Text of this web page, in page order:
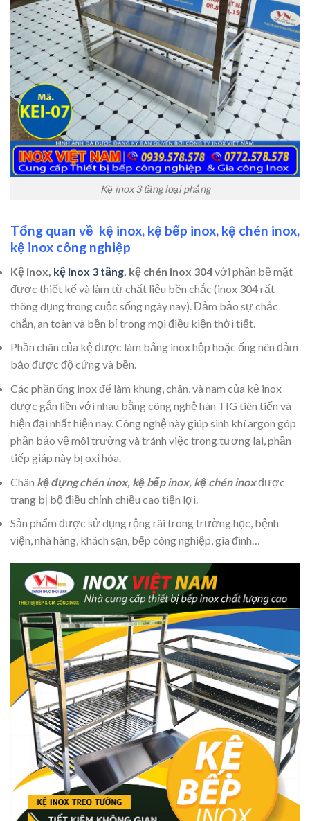
Kệ inox 3 tầng loại phẳng
Tổng quan về kệ inox, kệ bếp inox, kệ chén inox,
kệ inox công nghiệp
Kệ inox, kệ inox 3 tầng, kệ chén inox 304với phần bề mặt
được thiết kế và làm từ chất liệu bền chắc (inox 304 rất
thông dụng trong cuộc sống ngày nay). Đảm bảo sự chắc
chắn, an toàn và bền bỉ trong mọi điều kiện thời tiết.
Phần chân của kệ được làm bằng inox hộp hoặc ống nên đảm
bảo được độ cứng và bền.
Các phần ống inox để làm khung, chân, và nam của kệ inox
được gắn liền với nhau bằng công nghệ hàn TIG tiên tiến và
hiện đại nhất hiện nay. Công nghệ này giúp sinh khí argon góp
phần bảo vệ môi trường và tránh việc trong tương lai, phần
tiếp giáp này bị oxi hóa.
Chân kệ đựng chén inox, kệ bếp inox, kệ chén inoxđược
trang bị bộ điều chỉnh chiều cao tiện lợi.
Sản phẩm được sử dụng rộng rãi trong trường học, bệnh
viện, nhà hàng, khách sạn, bếp công nghiệp, gia đình…